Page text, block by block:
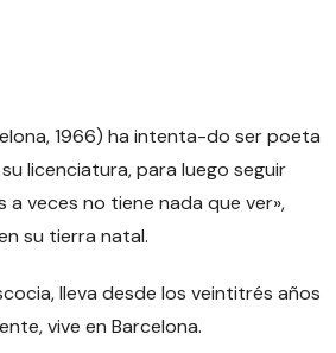
1966) ha intenta-do ser poeta
licenciatura, para luego seguir
veces no tiene nada que ver»,
su tierra natal.
lleva desde los veintitrés años
vive en Barcelona.